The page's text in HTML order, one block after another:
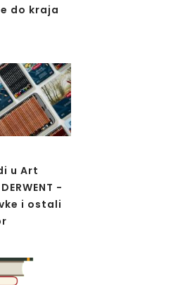
do kraja
u Art
-
i ostali